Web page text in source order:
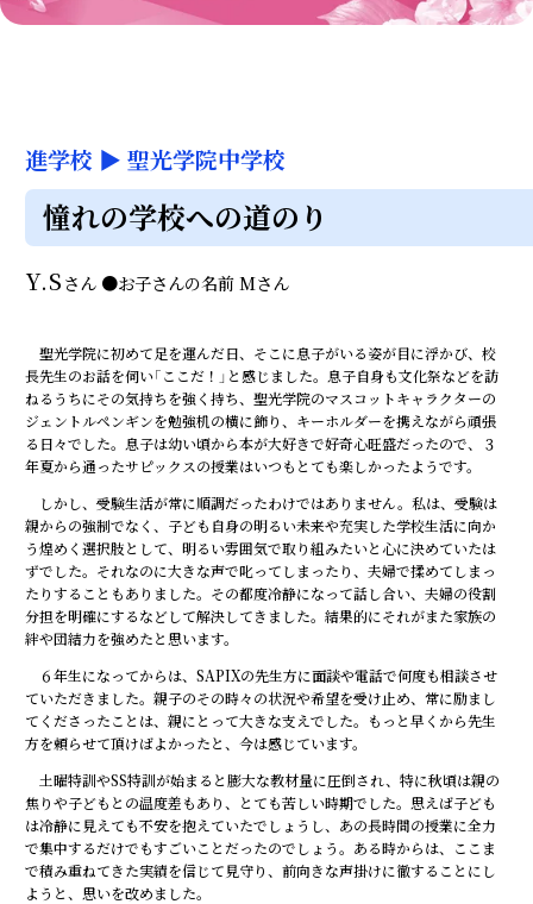
進学校 ▶聖光学院中学校
憧れの学校への道のり
Y.S さん ●お子さんの名前Mさん
聖光学院に初めて足を運んだ日、そこに息子がいる姿が目に浮かび、校
長先生のお話を伺い「ここだ！」と感じました。息子自身も文化祭などを訪
ねるうちにその気持ちを強く持ち、聖光学院のマスコットキャラクターの
ジェントルペンギンを勉強机の横に飾り、キーホルダーを携えながら頑張
る日々でした。息子は幼い頃から本が大好きで好奇心旺盛だったので、３
年夏から通ったサピックスの授業はいつもとても楽しかったようです。
しかし、受験生活が常に順調だったわけではありません。私は、受験は
親からの強制でなく、子ども自身の明るい未来や充実した学校生活に向か
う煌めく選択肢として、明るい雰囲気で取り組みたいと心に決めていたは
ずでした。それなのに大きな声で叱ってしまったり、夫婦で揉めてしまっ
たりすることもありました。その都度冷静になって話し合い、夫婦の役割
分担を明確にするなどして解決してきました。結果的にそれがまた家族の
絆や団結力を強めたと思います。
６年生になってからは、SAPIXの先生方に面談や電話で何度も相談させ
ていただきました。親子のその時々の状況や希望を受け止め、常に励まし
てくださったことは、親にとって大きな支えでした。もっと早くから先生
方を頼らせて頂けばよかったと、今は感じています。
土曜特訓やSS特訓が始まると膨大な教材量に圧倒され、特に秋頃は親の
焦りや子どもとの温度差もあり、とても苦しい時期でした。思えば子ども
は冷静に見えても不安を抱えていたでしょうし、あの長時間の授業に全力
で集中するだけでもすごいことだったのでしょう。ある時からは、ここま
で積み重ねてきた実績を信じて見守り、前向きな声掛けに徹することにし
ようと、思いを改めました。